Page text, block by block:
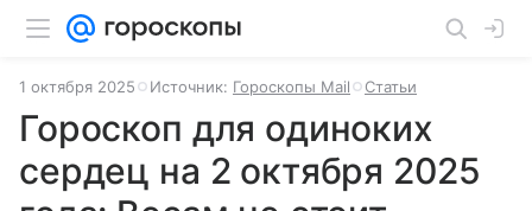
1 октября 2025 Источник: Гороскопы Mail Статьи
Гороскоп для одиноких
сердец на 2 октября 2025